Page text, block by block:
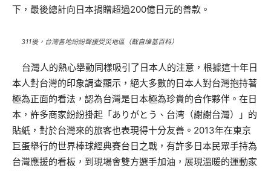
下，最後總計向日本捐贈超過200億日元的善款。
311後，台灣各地紛紛聲援受災地區（截自維基百科）
台灣人的熱心舉動同樣吸引了日本人的注意，根據這十年日
本人對台灣的印象調查顯示，絕大多數的日本人對台灣抱持著
極為正面的看法，認為台灣是日本極為珍貴的合作夥伴。在日
本，許多商家紛紛掛起「ありがとう、台湾（謝謝台灣）」的
貼紙，對於台灣來的旅客也表現得十分友善。2013年在東京
巨蛋舉行的世界棒球經典賽台日之戰，有許多日本民眾手持為
台灣應援的看板，到現場會雙方選手加油，展現溫暖的運動家